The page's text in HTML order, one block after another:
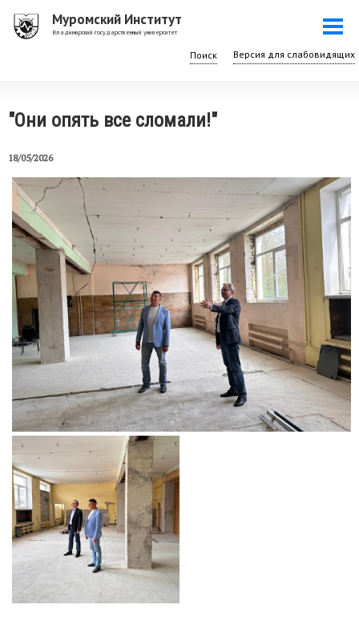
Перейти
Муромский Институт
Владимирский государственный университет
Поиск
"Они опять все сломали!"
18/05/2026